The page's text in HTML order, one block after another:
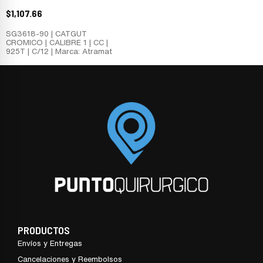
$1,107.66
SG3618-90 | CATGUT
CROMICO | CALIBRE 1 | CC |
925T | C/12 | Marca: Atramat
PRODUCTOS
Envíos y Entregas
Cancelaciones y Reembolsos